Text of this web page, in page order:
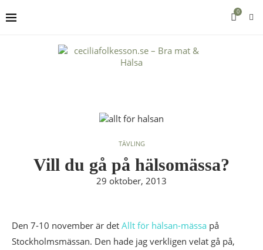
0
TÄVLING
Vill du gå på hälsomässa?
29 oktober, 2013
Den 7-10 november är det Allt för hälsan-mässa på
Stockholmsmässan. Den hade jag verkligen velat gå på,